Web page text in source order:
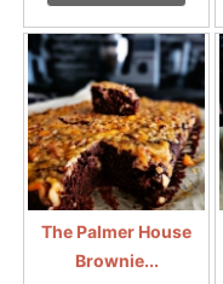
The Palmer House
Brownie...